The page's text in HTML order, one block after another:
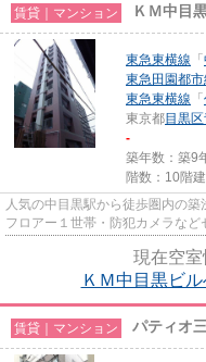
賃貸｜マンション ＫＭ中目
東急東横線 「
東急田園都市
東急東横線 「
東京都目黒区
-
築年数：築9
階数：10階
人気の中目黒駅から徒歩圏内の
フロアー１世帯・防犯カメラな
現在空室
ＫＭ中目黒ビ
賃貸｜マンション パティオ